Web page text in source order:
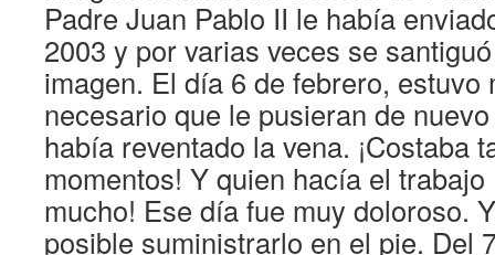
Padre Juan Pablo II le había
2003 y por varias veces se
imagen. El día 6 de febrero, estuvo
necesario que le pusieran de
había reventado la vena. ¡Costaba
momentos! Y quien hacía el trabajo
mucho! Ese día fue muy doloroso.
posible suministrarlo en el pie. Del